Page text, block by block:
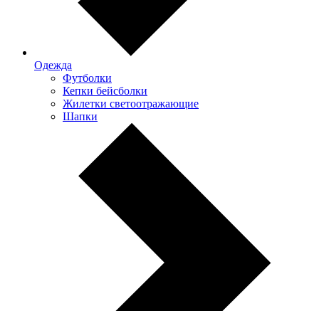
Одежда
Футболки
Кепки бейсболки
Жилетки светоотражающие
Шапки